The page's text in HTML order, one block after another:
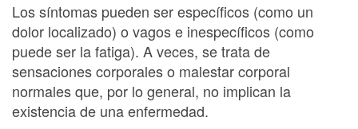
Los síntomas pueden ser específicos (como un
dolor localizado) o vagos e inespecíficos (como
puede ser la fatiga). A veces, se trata de
sensaciones corporales o malestar corporal
normales que, por lo general, no implican la
existencia de una enfermedad.